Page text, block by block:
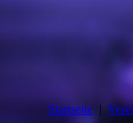
Startseite